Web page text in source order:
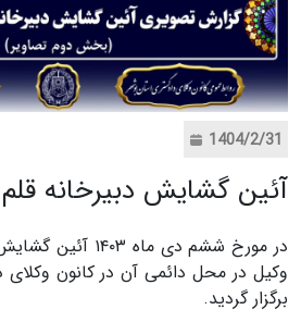
1404/2/31
آئین گشایش دبیرخانه
در مورخ ششم دی ماه
وکیل در محل دائمی آن در کانون وکلای
برگزار گردید.